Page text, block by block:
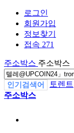
로그인
회원가입
정보찾기
접속 271
주소박스 주소박스
인기검색어 토렌트
주소박스